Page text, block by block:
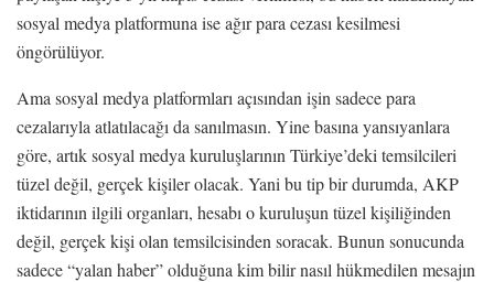
sosyal medya platformuna ise ağır para cezası kesilmesi
öngörülüyor.
Ama sosyal medya platformları açısından işin sadece para
cezalarıyla atlatılacağı da sanılmasın. Yine basına yansıyanlara
göre, artık sosyal medya kuruluşlarının Türkiye’deki temsilcileri
tüzel değil, gerçek kişiler olacak. Yani bu tip bir durumda, AKP
iktidarının ilgili organları, hesabı o kuruluşun tüzel kişiliğinden
değil, gerçek kişi olan temsilcisinden soracak. Bunun sonucunda
sadece “yalan haber” olduğuna kim bilir nasıl hükmedilen mesajın